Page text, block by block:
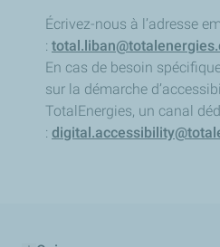
Écrivez-nous à l’adresse
:
En cas de besoin
sur la démarche
TotalEnergies, un canal
: